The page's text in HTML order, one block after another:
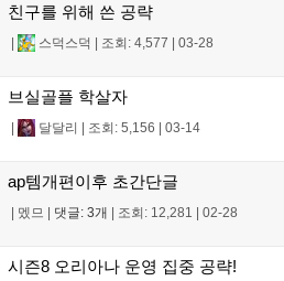
친구를 위해 쓴 공략
| 스덕스덕 | 조회: 4,577 | 03-28
브실골플 학살자
| 달달리 | 조회: 5,156 | 03-14
ap템개편이후 초간단글
| 멨므 | 댓글: 3개 | 조회: 12,281 | 02-28
시즌8 오리아나 운영 집중 공략!